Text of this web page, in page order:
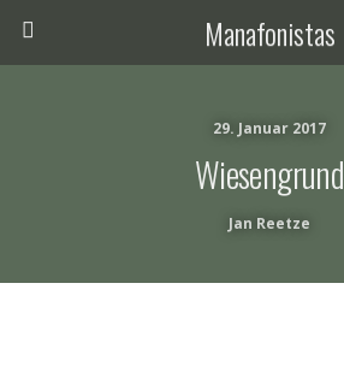
Manafonistas
29. Januar 2017
Wiesengrund
Jan Reetze